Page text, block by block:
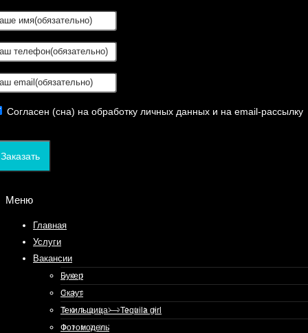
Согласен (сна) на обработку личных данных и на email-рассылку
Заказать
Меню
Главная
Услуги
Вакансии
Букер
Скаут
Текильщица — Tequila girl
Фотомодель